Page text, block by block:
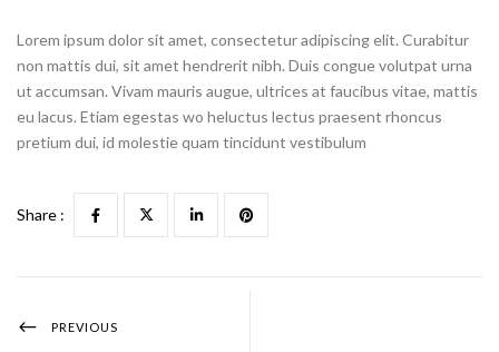
Lorem ipsum dolor sit amet, consectetur adipiscing elit. Curabitur
non mattis dui, sit amet hendrerit nibh. Duis congue volutpat urna
ut accumsan. Vivam mauris augue, ultrices at faucibus vitae, mattis
eu lacus. Etiam egestas wo heluctus lectus praesent rhoncus
pretium dui, id molestie quam tincidunt vestibulum
Share :
PREVIOUS